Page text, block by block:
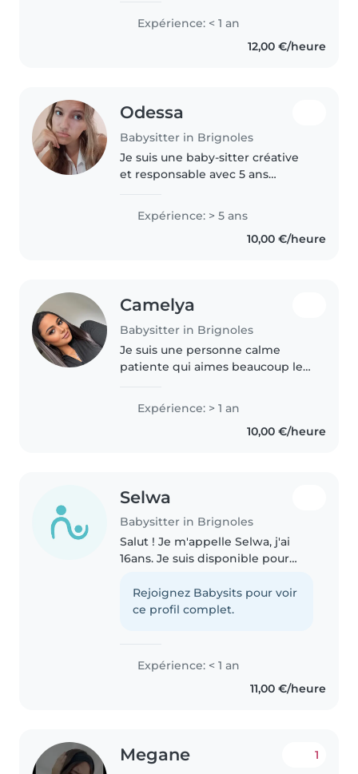
enfance cette année. Je travaille
actuellement dans une Micro
crèche en accompagnant les..
Expérience: < 1 an
12,00 €/heure
Odessa
Babysitter in Brignoles
Je suis une baby-sitter créative
et responsable avec 5 ans
enfants d'âge préscolaire et en
particulier. Passionnée de dessin
et de travaux manuels,..
Expérience: > 5 ans
10,00 €/heure
Camelya
Babysitter in Brignoles
Je suis une personne calme
patiente qui aimes beaucoup les
babysitting et en crèche et école
primaire ayant aussi deux..
Expérience: > 1 an
10,00 €/heure
Selwa
Babysitter in Brignoles
Salut ! Je m'appelle Selwa, j'ai
16ans. Je suis disponible pour
ponctuelle et à l'écoute, j'adore
passer du temps avec les
Rejoignez Babysits pour voir
ce profil complet.
Expérience: < 1 an
11,00 €/heure
Megane 1